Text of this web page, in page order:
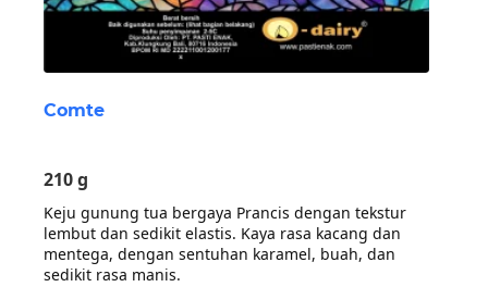
Comte
210 g
Keju gunung tua bergaya Prancis dengan tekstur
lembut dan sedikit elastis. Kaya rasa kacang dan
mentega, dengan sentuhan karamel, buah, dan
sedikit rasa manis.